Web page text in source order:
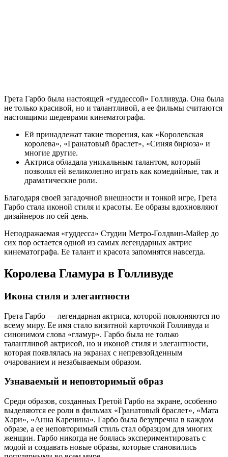
Грета Гарбо была настоящей «гуддессой» Голливуда. Она была
не только красивой, но и талантливой, а ее фильмы считаются
настоящими шедеврами кинематографа.
Ей принадлежат такие творения, как «Королевская
королева», «Гранатовый браслет», «Синяя бирюза» и
многие другие.
Актриса обладала уникальным талантом, который
позволял ей великолепно играть как комедийные, так и
драматические роли.
Благодаря своей загадочной внешности и тонкой игре, Грета
Гарбо стала иконой стиля и красоты. Ее образы вдохновляют
дизайнеров по сей день.
Неподражаемая «гуддесса» Студии Метро-Голдвин-Майер до
сих пор остается одной из самых легендарных актрис
кинематографа. Ее талант и красота запомнятся навсегда.
Королева Гламура в Голливуде
Икона стиля и элегантности
Грета Гарбо — легендарная актриса, которой поклоняются по
всему миру. Ее имя стало визитной карточкой Голливуда и
синонимом слова «гламур». Гарбо была не только
талантливой актрисой, но и иконой стиля и элегантности,
которая появлялась на экранах с непревзойденным
очарованием и незабываемым образом.
Узнаваемый и неповторимый образ
Среди образов, созданных Гретой Гарбо на экране, особенно
выделяются ее роли в фильмах «Гранатовый браслет», «Мата
Хари», «Анна Каренина». Гарбо была безупречна в каждом
образе, а ее неповторимый стиль стал образцом для многих
женщин. Гарбо никогда не боялась экспериментировать с
модой и создавать новые образы, которые становились